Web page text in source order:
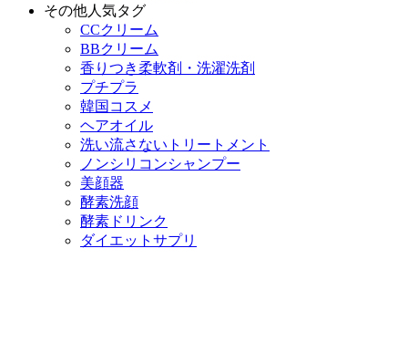
その他人気タグ
CCクリーム
BBクリーム
香りつき柔軟剤・洗濯洗剤
プチプラ
韓国コスメ
ヘアオイル
洗い流さないトリートメント
ノンシリコンシャンプー
美顔器
酵素洗顔
酵素ドリンク
ダイエットサプリ